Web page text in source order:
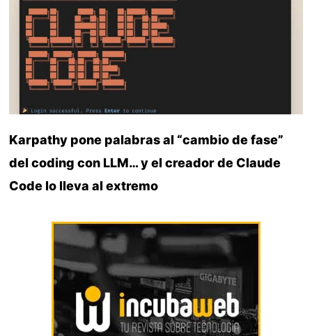
Karpathy pone palabras al “cambio de fase”
del coding con LLM… y el creador de Claude
Code lo lleva al extremo